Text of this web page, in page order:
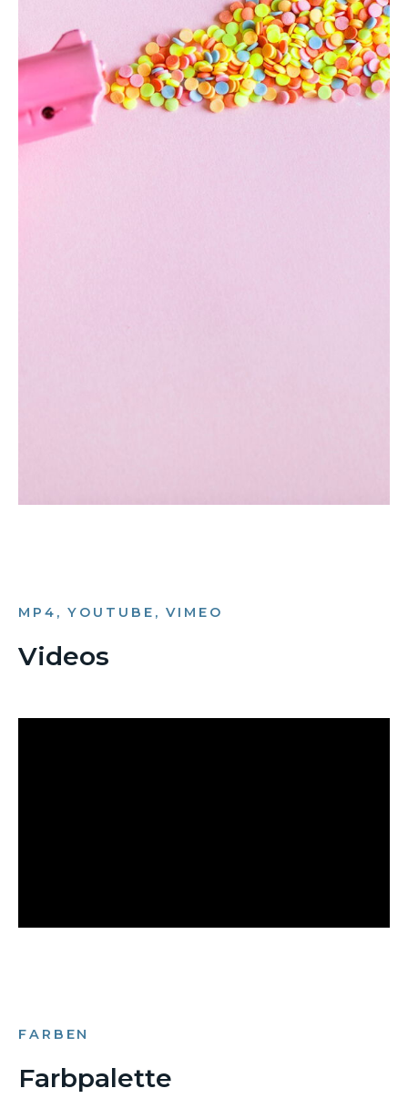
MP4, YOUTUBE, VIMEO
Videos
FARBEN
Farbpalette